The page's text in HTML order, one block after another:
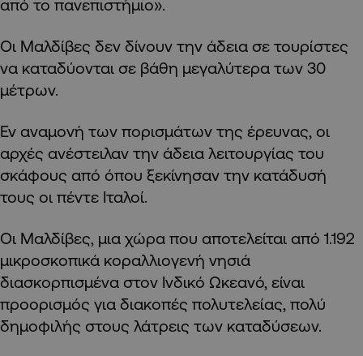
από το πανεπιστήμιο».
Οι Μαλδίβες δεν δίνουν την άδεια σε τουρίστες
να καταδύονται σε βάθη μεγαλύτερα των 30
μέτρων.
Εν αναμονή των πορισμάτων της έρευνας, οι
αρχές ανέστειλαν την άδεια λειτουργίας του
σκάφους από όπου ξεκίνησαν την κατάδυσή
τους οι πέντε Ιταλοί.
Οι Μαλδίβες, μια χώρα που αποτελείται από 1.192
μικροσκοπικά κοραλλιογενή νησιά
διασκορπισμένα στον Ινδικό Ωκεανό, είναι
προορισμός για διακοπές πολυτελείας, πολύ
δημοφιλής στους λάτρεις των καταδύσεων.